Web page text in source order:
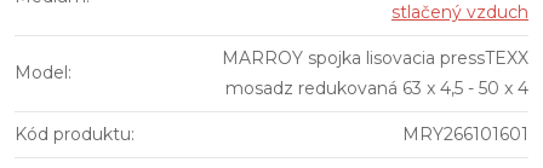
stlačený vzduch
Model:
MARROY spojka lisovacia pressTEXX
mosadz redukovaná 63 x 4,5 - 50 x 4
Kód produktu: MRY266101601